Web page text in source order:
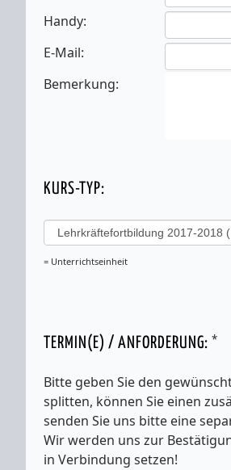
Handy:
E-Mail:
Bemerkung:
KURS-TYP:
= Unterrichtseinheit
TERMIN(E) / ANFORDERUNG: *
Bitte geben Sie den
splitten, können Sie einen
senden Sie uns bitte eine
Wir werden uns zur
in Verbindung setzen!